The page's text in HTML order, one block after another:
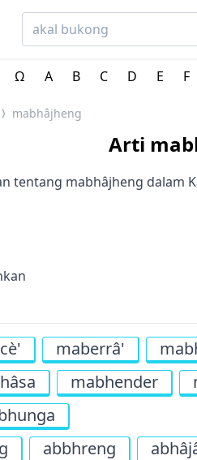
- Kamus Bahasa
Ω A B C D E F
⟩ mabhâjheng
Arti
tentang mabhâjheng dalam
maberrâ'
mabhender
abbhreng